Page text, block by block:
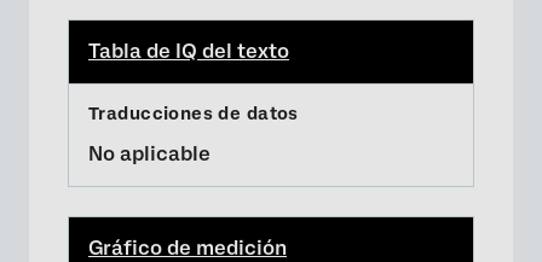
Tabla de IQ del texto
No aplicable
Gráfico de medición